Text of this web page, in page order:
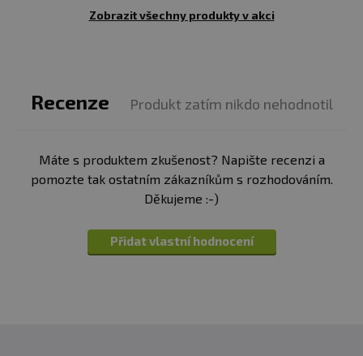
několik dnů před výkonem. Při dlouhodobém
vytrvalostním výkonu doporučujeme 1 dávku při prvních
25 ml
Viz obal.
Upozornenie: Doplnok stravy.Vhodné najmä pre
Zobrazit všechny produkty v akci
Recenze Produkt zatím nikdo nehodnotil
Máte s produktem zkušenost? Napište recenzi a
pomozte tak ostatním zákazníkům s rozhodováním.
Děkujeme :-)
Přidat vlastní hodnocení